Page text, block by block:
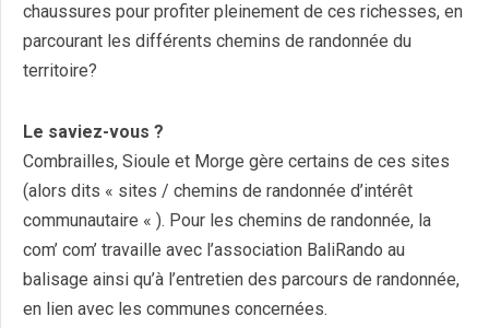
chaussures pour profiter pleinement de ces richesses, en
parcourant les différents chemins de randonnée du
territoire?
Le saviez-vous ?
Combrailles, Sioule et Morge gère certains de ces sites
(alors dits « sites / chemins de randonnée d’intérêt
communautaire « ). Pour les chemins de randonnée, la
com’ com’ travaille avec l’association BaliRando au
balisage ainsi qu’à l’entretien des parcours de randonnée,
en lien avec les communes concernées.